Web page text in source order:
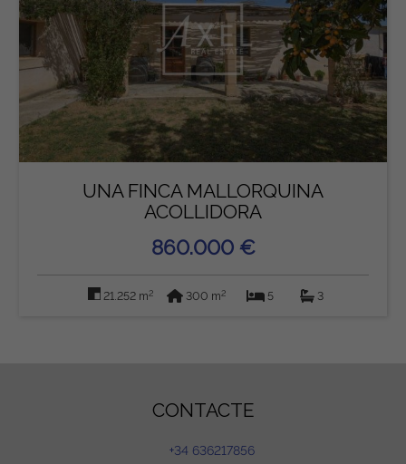
UNA FINCA MALLORQUINA
ACOLLIDORA
860.000 €
21.252 m2 300 m2 5 3
CONTACTE
+34 636217856